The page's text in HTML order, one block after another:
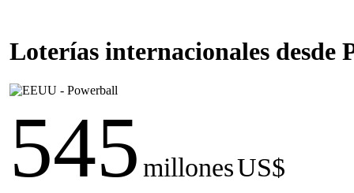
Loterías internacionales desde
545 millonesUS$